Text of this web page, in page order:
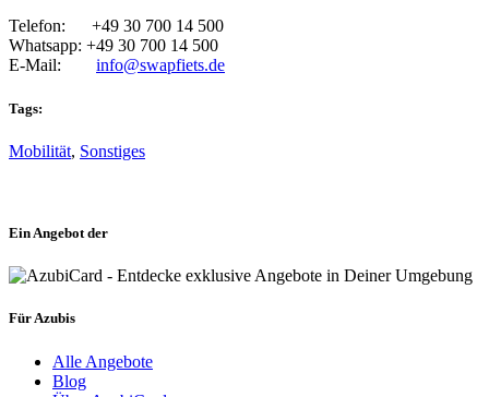
Telefon: +49 30 700 14 500
Whatsapp: +49 30 700 14 500
E-Mail: info@swapfiets.de
Tags:
Mobilität, Sonstiges
Ein Angebot der
Für Azubis
Alle Angebote
Blog